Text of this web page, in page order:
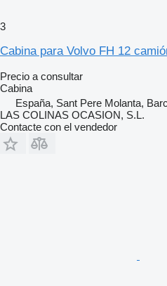
3
Cabina para Volvo FH 12
Precio a consultar
Cabina
España, Sant Pere Molanta,
LAS COLINAS OCASION, S.L.
Contacte con el vendedor